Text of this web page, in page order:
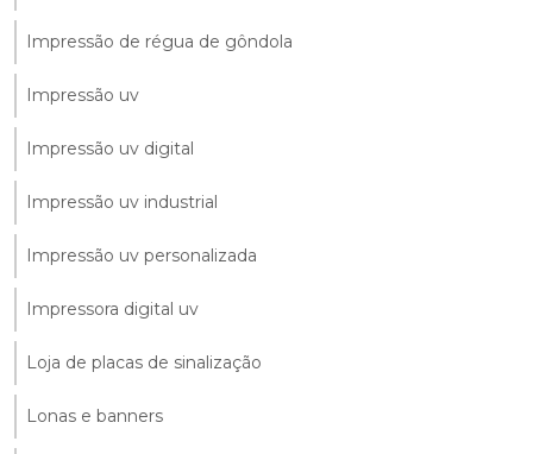
Impressão de régua de gôndola
Impressão uv
Impressão uv digital
Impressão uv industrial
Impressão uv personalizada
Impressora digital uv
Loja de placas de sinalização
Lonas e banners